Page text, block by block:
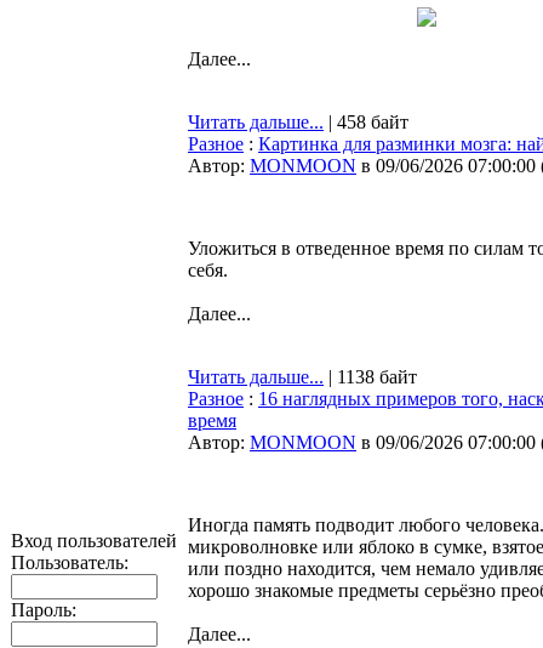
Вход пользователей
Пользователь:
Пароль:
Далее...
Читать дальше... | 458 байт
Разное : Картинка для разминки мозга:
Автор: MONMOON в 09/06/2026 07:00:00
Уложиться в отведенное время по силам
себя.
Далее...
Читать дальше... | 1138 байт
Разное : 16 наглядных примеров того,
время
Автор: MONMOON в 09/06/2026 07:00:00
Иногда память подводит любого
микроволновке или яблоко в сумке,
или поздно находится, чем немало
хорошо знакомые предметы серьёзно
Далее...